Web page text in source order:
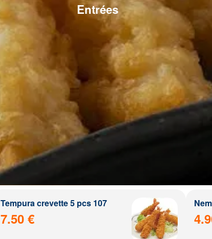
Entrées
Tempura crevette 5 pcs 107
7.50 €